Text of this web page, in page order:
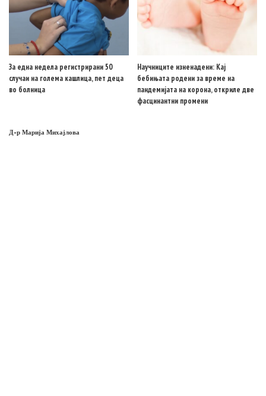
За една недела регистрирани 50
случаи на голема кашлица, пет деца
во болница
Научниците изненадени: Кај
бебињата родени за време на
пандемијата на корона, откриле две
фасцинантни промени
Д-р Марија Михајлова